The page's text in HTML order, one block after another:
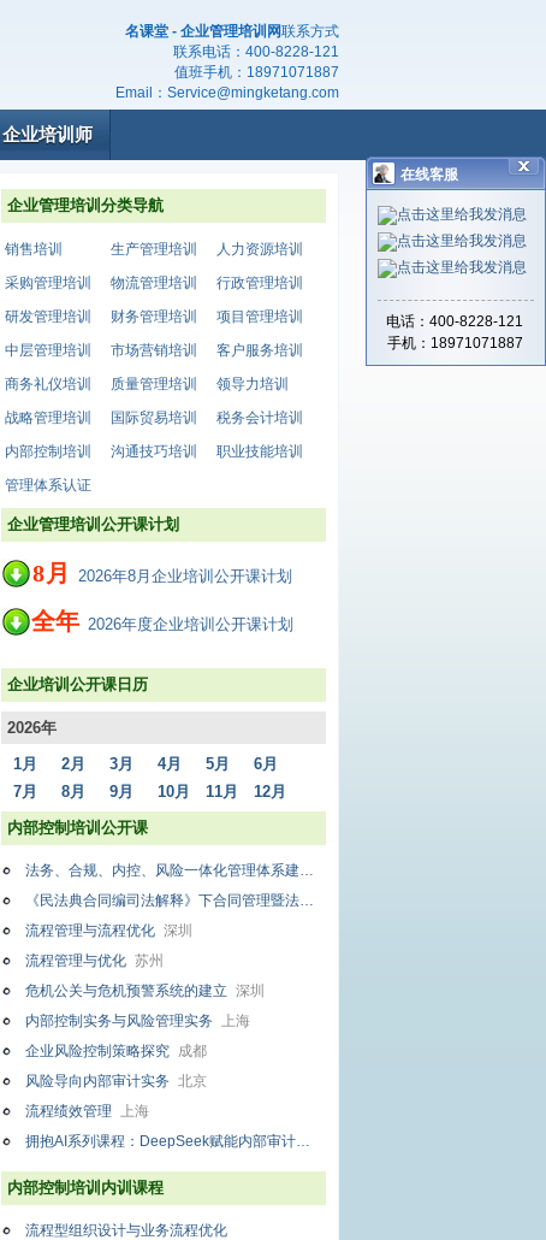
名课堂 - 企业管理培训网联系方式
联系电话： 400-8228-121
值班手机： 18971071887
Email： Service@mingketang.com
企业培训师
企业管理培训分类导航
销售培训 生产管理培训
人力资源培训
采购管理培训
物流管理培训
行政管理培训
研发管理培训
财务管理培训
项目管理培训
中层管理培训
市场营销培训
客户服务培训
商务礼仪培训
质量管理培训
领导力培训
战略管理培训
国际贸易培训
税务会计培训
内部控制培训
沟通技巧培训
职业技能培训
管理体系认证
企业管理培训公开课计划
8 月 2026年8月企业培训公开课计划
全年 2026年度企业培训公开课计划
企业培训公开课日历
2026年
1月
2月 3月 4月 5月
6月
7月
8月 9月 10月 11月
12月
内部控制培训公开课
法务、合规、内控、风险一体化管理体系建设与运行实务
《民法典合同编司法解释》下合同管理暨法务合规内控风险一体化与合规管理体系建设专题研修班
流程管理与流程优化 深圳
流程管理与优化 苏州
危机公关与危机预警系统的建立 深圳
内部控制实务与风险管理实务
上海
企业风险控制策略探究 成都
风险导向内部审计实务 北京
流程绩效管理
上海
拥抱AI系列课程：DeepSeek赋能内部审计智能化转型与实践
内部控制培训内训课程
流程型组织设计与业务流程优化
在线客服
电话：400-8228-121
手机：18971071887